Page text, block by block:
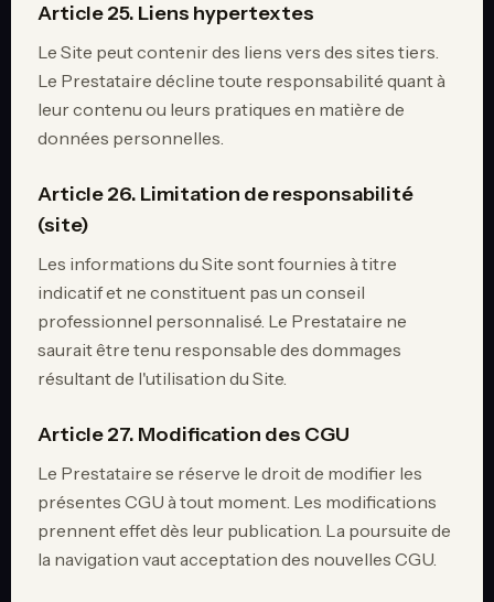
Article 25. Liens hypertextes
Le Site peut contenir des liens vers des sites tiers.
Le Prestataire décline toute responsabilité quant à
leur contenu ou leurs pratiques en matière de
données personnelles.
Article 26. Limitation de responsabilité
(site)
Les informations du Site sont fournies à titre
indicatif et ne constituent pas un conseil
professionnel personnalisé. Le Prestataire ne
saurait être tenu responsable des dommages
résultant de l'utilisation du Site.
Article 27. Modification des CGU
Le Prestataire se réserve le droit de modifier les
présentes CGU à tout moment. Les modifications
prennent effet dès leur publication. La poursuite de
la navigation vaut acceptation des nouvelles CGU.